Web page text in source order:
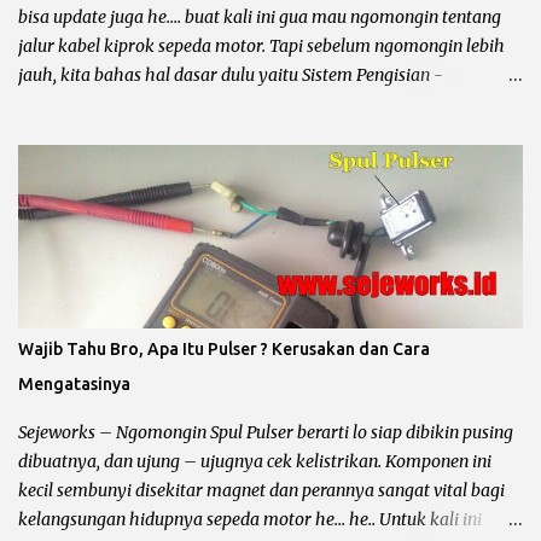
dan busi. Untuk lebih jelasnya gua kasih gambarnya bro.. chek it
dot......
bisa update juga he.... buat kali ini gua mau ngomongin tentang
jalur kabel kiprok sepeda motor. Tapi sebelum ngomongin lebih
jauh, kita bahas hal dasar dulu yaitu Sistem Pengisian -
tersebut, kalau dua hal dasar tersebut belum paham dan bundet,
jadi ya akan semprawut he... he... Sebenarnya hal ini telah sering
kali kita omongin, tapi berhubung ada sesuatu jadi gua tambah
lagi dengan jalur soketan menuju kiprok sepeda motor. Ok
langsung saja kita ke pokok bahas. Sistem Penerangan dan
Pengisian Sepeda Motor : Pada rangkaian pengisian (arus accu)
dan penerangan (lampu utama) sepeda motor dibagi menjadi
yaitu : Penerangan AC / Arus Bolak – Balik Untuk jenis
penerengan AC hampir diterapkan pada semua sepeda motor
karburator yang mempunyai CC kecil atau dibawah 150cc. Ciri –
Ciri Penerangan...
Wajib Tahu Bro, Apa Itu Pulser ? Kerusakan dan Cara
Mengatasinya
Sejeworks – Ngomongin Spul Pulser berarti lo siap dibikin pusing
dibuatnya, dan ujung – ujugnya cek kelistrikan. Komponen ini
kecil sembunyi disekitar magnet dan perannya sangat vital bagi
kelangsungan hidupnya sepeda motor he... he.. Untuk kali ini